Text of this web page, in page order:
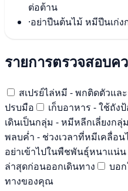
ต่อต้าน
·อย่าปีนต้นไม้ หมีปีนเก่
รายการตรวจสอบค
สเปรย์ไล่หมี - พกติดตัวแล
ปรบมือ
เก็บอาหาร - ใช้ถั
เดินเป็นกลุ่ม - หมีหลีกเลี่ยงก
พลบค่ำ - ช่วงเวลาที่หมีเคลื่อ
อย่าเข้าไปในพืชพันธุ์หนาแน่น
ล่าสุดก่อนออกเดินทาง
บอ
ทางของคุณ